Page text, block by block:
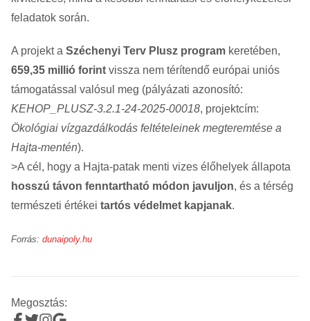
feladatok során.
A projekt a Széchenyi Terv Plusz program keretében,
659,35 millió forint vissza nem térítendő európai uniós
támogatással valósul meg (pályázati azonosító:
KEHOP_PLUSZ-3.2.1-24-2025-00018, projektcím:
Ökológiai vízgazdálkodás feltételeinek megteremtése a
Hajta-mentén).
>A cél, hogy a Hajta-patak menti vizes élőhelyek állapota
hosszú távon fenntartható módon javuljon, és a térség
természeti értékei tartós védelmet kapjanak.
Forrás: dunaipoly.hu
Megosztás: